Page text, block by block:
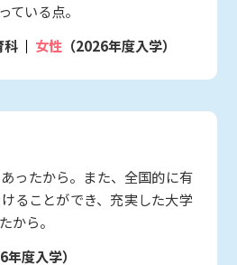
ている点。
科
女性 （2026年度入学）
ったから。また、全国的に有
ることができ、充実した大学
から。
年度入学）